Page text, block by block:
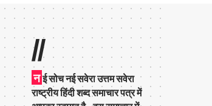
//
न ई सोच नई सवेरा उत्तम सवेरा
राष्ट्रीय हिंदी शब्द समाचार पत्र में